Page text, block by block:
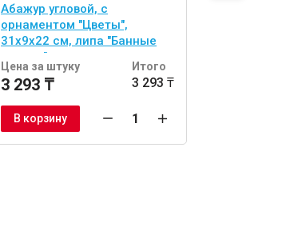
Абажур угловой, с
орнаментом "Цветы",
31х9х22 см, липа "Банные
штучки"
Цена за штуку
3 293 ₸
Итого
3 293 ₸
В корзину